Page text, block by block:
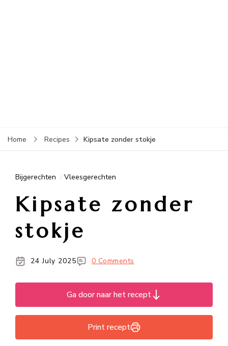
Home Recipes Kipsate zonder stokje
Bijgerechten Vleesgerechten
Kipsate zonder
stokje
24 July 2025 0 Comments
Ga door naar het recept
Print recept